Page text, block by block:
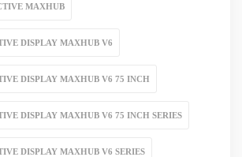
MAXHUB
DISPLAY MAXHUB V6
DISPLAY MAXHUB V6 75 INCH
DISPLAY MAXHUB V6 75 INCH SERIES
DISPLAY MAXHUB V6 SERIES